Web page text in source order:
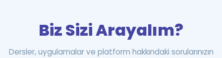
Biz Sizi Arayalım?
Dersler, uygulamalar ve platform hakkındaki sorularınızın